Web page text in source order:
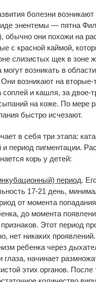
болезни
энентемы — пятна
обычно они похожи на
с красной каймой,
слизистых щек в зоне
могут возникать в
возникают на вторые-
и кашля, за двое-
на коже. По мере
быстро исчезают.
в себя три этапа:
период пигментации.
корь у детей:
период.
17-21 день,
от момента
до момента
Этот период
нет никаких
ребенка через
глаза, начинает
этих органов. После